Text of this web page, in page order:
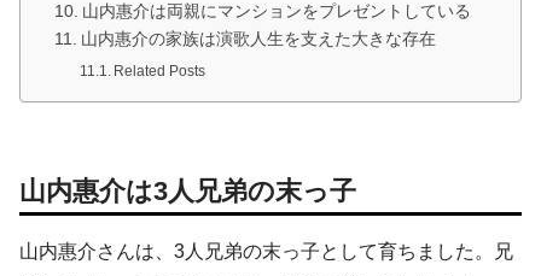
山内惠介は両親にマンションをプレゼントしている
山内惠介の家族は演歌人生を支えた大きな存在
Related Posts
山内惠介は3人兄弟の末っ子
山内惠介さんは、3人兄弟の末っ子として育ちました。兄